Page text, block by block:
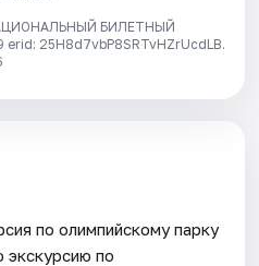
БИЛЕТНЫЙ
25H8d7vbP8SRTvHZrUcdLB.
по олимпийскому парку
по